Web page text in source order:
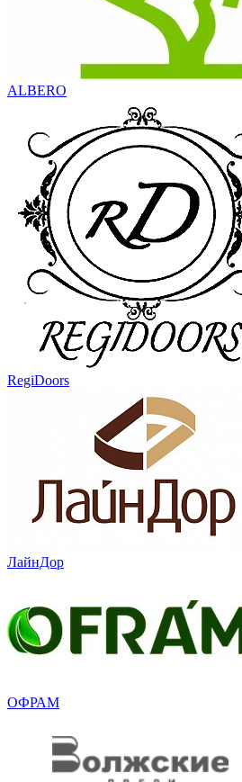
ALBERO
RegiDoors
ЛайнДор
ОФРАМ